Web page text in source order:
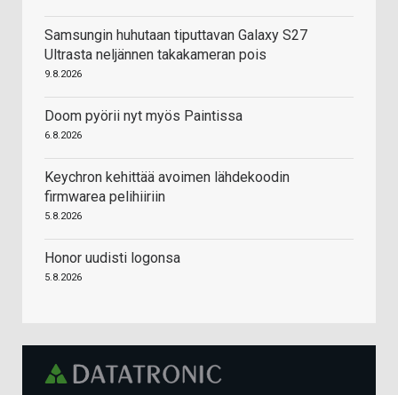
Samsungin huhutaan tiputtavan Galaxy S27
Ultrasta neljännen takakameran pois
9.8.2026
Doom pyörii nyt myös Paintissa
6.8.2026
Keychron kehittää avoimen lähdekoodin
firmwarea pelihiiriin
5.8.2026
Honor uudisti logonsa
5.8.2026